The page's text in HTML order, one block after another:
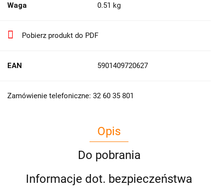
Waga 0.51 kg
Pobierz produkt do PDF
EAN 5901409720627
Zamówienie telefoniczne: 32 60 35 801
Opis
Do pobrania
Informacje dot. bezpieczeństwa